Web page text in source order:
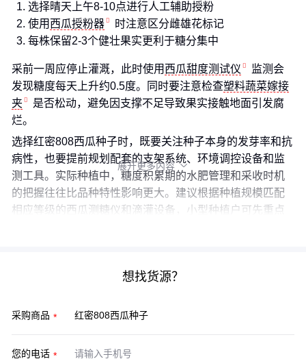
选择晴天上午8-10点进行人工辅助授粉
使用 西瓜授粉器
时注意区分雌雄花标记
每株保留2-3个健壮果实更利于糖分集中
采前一周应停止灌溉，此时使用 西瓜甜度测试仪
监测会
发现糖度每天上升约0.5度。同时要注意检查塑料蔬菜嫁接
夹
是否松动，避免因支撑不足导致果实接触地面引发腐
烂。
选择红密808西瓜种子时，既要关注种子本身的发芽率和抗
病性，也要提前规划配套的支架系统、环境调控设备和监
测工具。实际种植中，糖度积累期的水肥管理和采收时机
的把握往往比品种特性影响更大。建议根据种植规模匹配
相应等级的西瓜测糖仪和滴灌设备，小型种植户可先重点
展开更多内容 
想找货源？
采购商品
您的电话